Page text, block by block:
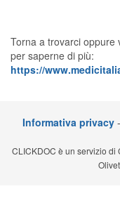
Planner e
Teleconsulto
Torna a trovarci oppure
per saperne di più:
https://
Informativa privacy -
CLICKDOC è un servizio di